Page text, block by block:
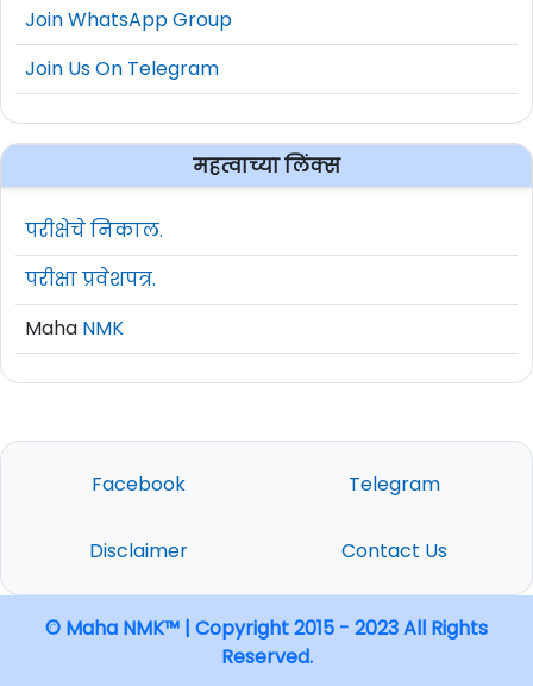
Join WhatsApp Group
Join Us On Telegram
महत्वाच्या लिंक्स
परीक्षेचे निकाल.
परीक्षा प्रवेशपत्र.
Maha NMK
Facebook Telegram
Disclaimer Contact Us
© Maha NMK™ | Copyright 2015 - 2023 All Rights
Reserved.